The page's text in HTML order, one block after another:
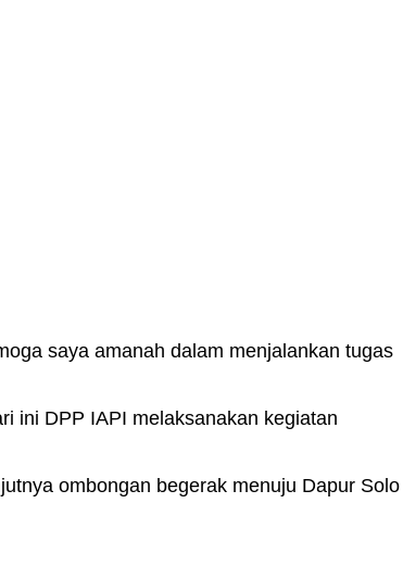
saya amanah dalam menjalankan tugas
ini DPP IAPI melaksanakan kegiatan
ombongan begerak menuju Dapur Solo